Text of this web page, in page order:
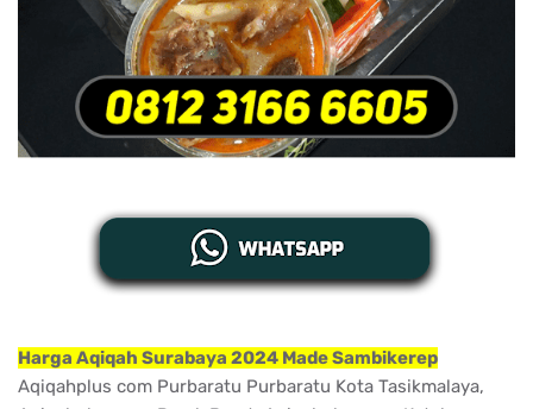
Harga Aqiqah Surabaya 2024 Made Sambikerep
Aqiqahplus com Purbaratu Purbaratu Kota Tasikmalaya,